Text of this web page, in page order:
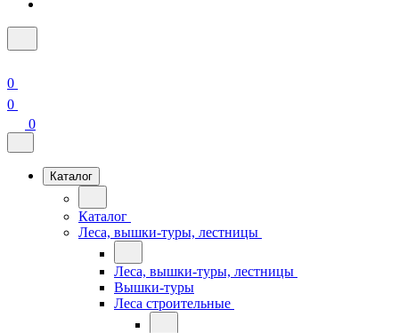
0
0
0
Каталог
Каталог
Леса, вышки-туры, лестницы
Леса, вышки-туры, лестницы
Вышки-туры
Леса строительные